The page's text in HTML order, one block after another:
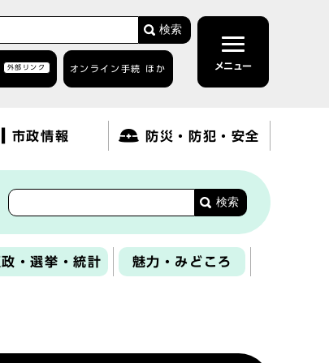
検索
外部リンク オンライン手続 ほか メニュー
市政情報 防災・防犯・安全
検索
政・選挙・統計 魅力・みどころ